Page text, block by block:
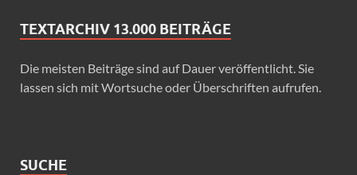
TEXTARCHIV 13.000 BEITRÄGE
Die meisten Beiträge sind auf Dauer veröffentlicht. Sie
lassen sich mit Wortsuche oder Überschriften aufrufen.
SUCHE